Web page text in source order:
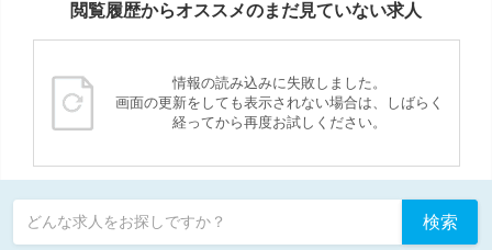
閲覧履歴からオススメのまだ見ていない求人
情報の読み込みに失敗しました。
画面の更新をしても表示されない場合は、しばらく
経ってから再度お試しください。
どんな求人をお探しですか？ 検索